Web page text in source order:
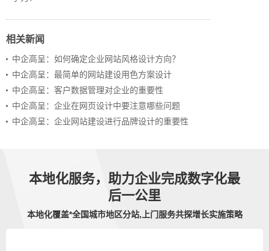
相关新闻
中企高呈：如何确定企业网站风格设计方向？
中企高呈：最简单的网站建设用色方案设计
中企高呈：客户数据管理对企业的重要性
中企高呈：企业在网页设计中要注意哪些问题
中企高呈：企业网站建设进行品牌设计的重要性
本地化服务，助力企业完成数字化最
后一公里
本地化覆盖*全国城市地区分站,上门服务共探增长实施策略